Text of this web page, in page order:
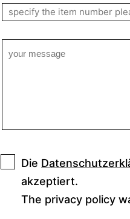
Die
akzeptiert.
The privacy policy